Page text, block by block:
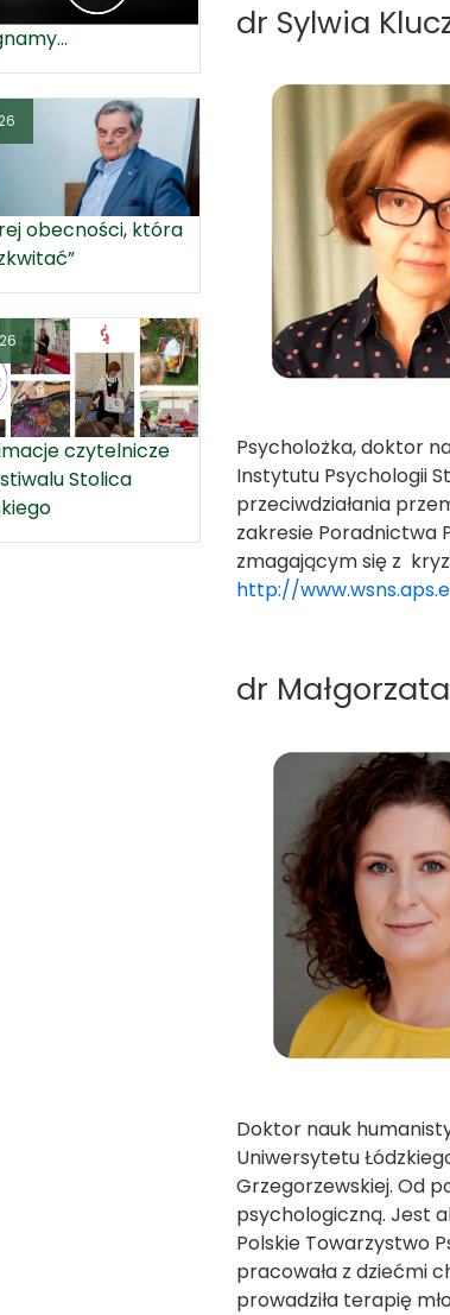
obecności, która
czytelnicze
Stolica
dr Sylwia
Psycholożka, doktor
Instytutu Psychologii
przeciwdziałania
zakresie Poradnictwa
zmagającym się z
http://
dr
Doktor nauk
Uniwersytetu
Grzegorzewskiej. Od
psychologiczną. Jest
Polskie Towarzystwo
pracowała z dziećmi
prowadziła terapię